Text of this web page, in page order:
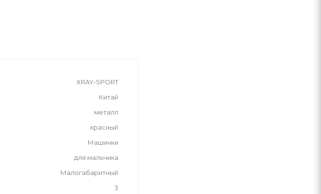
XRAY-SPORT
Китай
металл
красный
Машинки
для мальчика
Малогабаритный
3